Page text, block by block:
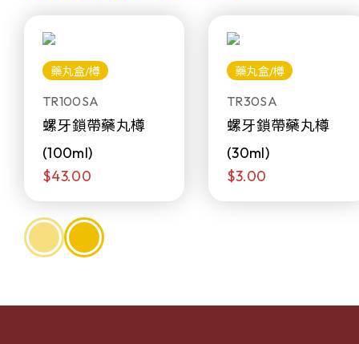
藥丸盒/樽
TR100SA
螺牙鎖帶藥丸樽
(100ml)
$43.00
藥丸盒/樽
TR30SA
螺牙鎖帶藥丸樽
(30ml)
$3.00